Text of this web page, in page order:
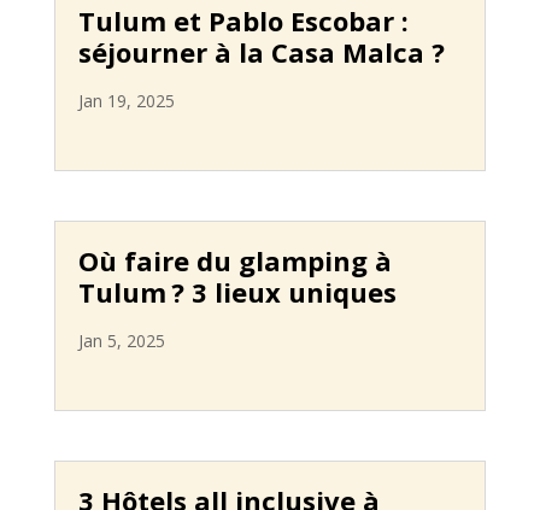
Tulum et Pablo Escobar :
séjourner à la Casa Malca ?
Jan 19, 2025
Où faire du glamping à
Tulum ? 3 lieux uniques
Jan 5, 2025
3 Hôtels all inclusive à